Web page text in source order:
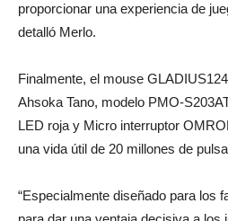
proporcionar una experiencia de
detalló Merlo.
Finalmente, el mouse
Ahsoka Tano, modelo PMO-
LED roja y Micro interruptor
una vida útil de 20 millones de
“Especialmente diseñado para los